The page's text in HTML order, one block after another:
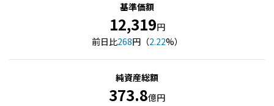
基準価額
12,319円
前日比268円（2.22%）
純資産総額
373.8億円